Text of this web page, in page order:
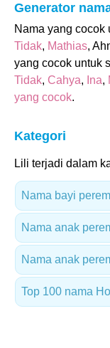
Generator
Nama yang
Tidak, Mathias,
yang cocok untuk
Tidak, Cahya, Ina,
yang cocok.
Kategori
Lili terjadi dalam
Nama bayi
Nama anak
Nama anak
Top 100 nama